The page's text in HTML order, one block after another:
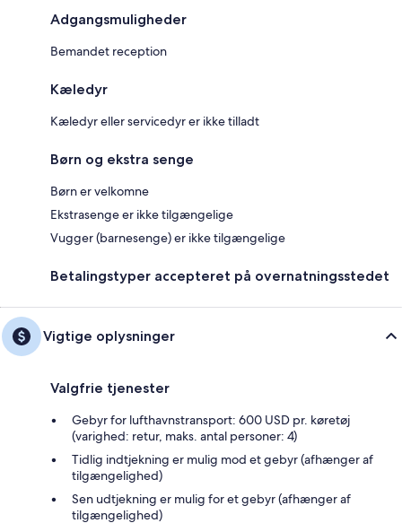
Adgangsmuligheder
Bemandet reception
Kæledyr
Kæledyr eller servicedyr er ikke tilladt
Børn og ekstra senge
Børn er velkomne
Ekstrasenge er ikke tilgængelige
Vugger (barnesenge) er ikke tilgængelige
Betalingstyper accepteret på overnatningsstedet
Vigtige oplysninger
Valgfrie tjenester
Gebyr for lufthavnstransport: 600 USD pr. køretøj
(varighed: retur, maks. antal personer: 4)
Tidlig indtjekning er mulig mod et gebyr (afhænger af
tilgængelighed)
Sen udtjekning er mulig for et gebyr (afhænger af
tilgængelighed)